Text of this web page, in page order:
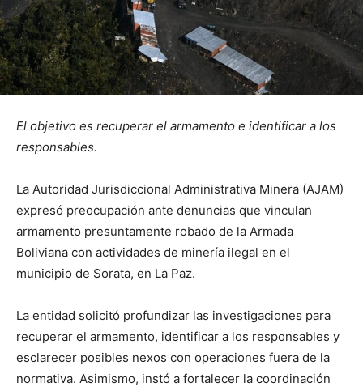
El objetivo es recuperar el armamento e identificar a los
responsables.
La Autoridad Jurisdiccional Administrativa Minera (AJAM)
expresó preocupación ante denuncias que vinculan
armamento presuntamente robado de la Armada
Boliviana con actividades de minería ilegal en el
municipio de Sorata, en La Paz.
La entidad solicitó profundizar las investigaciones para
recuperar el armamento, identificar a los responsables y
esclarecer posibles nexos con operaciones fuera de la
normativa. Asimismo, instó a fortalecer la coordinación